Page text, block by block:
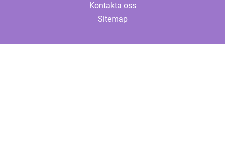
Kontakta oss
Sitemap